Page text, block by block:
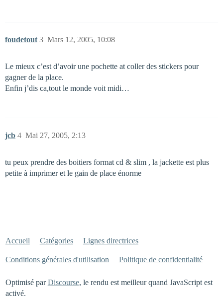
foudetout Mars 12, 2005, 10:08
3
Le mieux c’est d’avoir une pochette at coller des stickers pour
gagner de la place.
Enfin j’dis ca,tout le monde voit midi…
jcb Mai 27, 2005, 2:13
4
tu peux prendre des boitiers format cd & slim , la jackette est plus
petite à imprimer et le gain de place énorme
Accueil Catégories Lignes directrices
Conditions générales d'utilisation Politique de confidentialité
Optimisé parDiscourse, le rendu est meilleur quand JavaScript est
activé.